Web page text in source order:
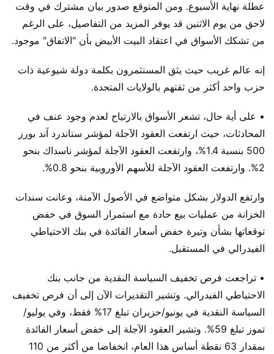
عطلة نهاية الأسبوع. ومن المتوقع صدور بيان مشترك في وقت
لاحق من يوم الاثنين قد يوفر المزيد من التفاصيل، على الرغم
من تشكك الأسواق في اعتقاد البيت الأبيض بأن "الاتفاق" موجود.
إنه عالم غريب حيث يثق المستثمرون بكلمة دولة شيوعية ذات
حزب واحد أكثر من ثقتهم بالولايات المتحدة.
• على أية حال، تشعر الأسواق بالارتياح لعدم وجود عنف في
المحادثات، حيث ارتفعت العقود الآجلة لمؤشر ستاندرد آند بورز
500 بنسبة 1.4%، وارتفعت العقود الآجلة لمؤشر ناسداك بنحو
2%. وارتفعت العقود الآجلة للأسهم الأوروبية بنحو 0.8%.
وارتفع الدولار بشكل متواضع في الأصول الآمنة، وعانت سندات
الخزانة من عمليات بيع حادة مع استمرار السوق في خفض
توقعاتها بشأن وتيرة خفض أسعار الفائدة في بنك الاحتياطي
الفيدرالي في المستقبل.
• تراجعت فرص تخفيف السياسة النقدية من جانب بنك
الاحتياطي الفيدرالي. وتشير التقديرات الآن إلى أن فرص تخفيف
السياسة النقدية في يونيو/حزيران تبلغ 17% فقط، وفي يوليو/
تموز تبلغ 59%. وتشير العقود الآجلة إلى خفض أسعار الفائدة
بمقدار 63 نقطة أساس هذا العام، انخفاضا من أكثر من 110